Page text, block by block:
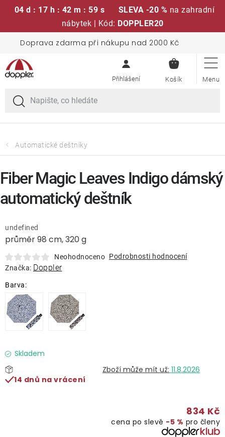
04 d : 17 h : 42 m : 59 s SLEVA -20 % na zahradní
nábytek | Kód: DOPPLER20
obsah
Doprava zdarma při nákupu nad 2000 Kč
KOŠÍK
Sedací soupravy
Slunečníky
Křesla a židle
Lavice a houpačky
Lehátka
Doplňky
Gastro produkty
Kolekce
Prodávané značky
Automatické deštníky
průměr 98 cm, 320 g
undefined
Neohodnoceno Podrobnosti hodnocení
Značka: Doppler
Skladem
11.8.2026
14 dnů na vrácení
834 Kč
cena po slevě −5 % pro členy
Fiber Magic Leaves Indigo dámský
automatický deštník